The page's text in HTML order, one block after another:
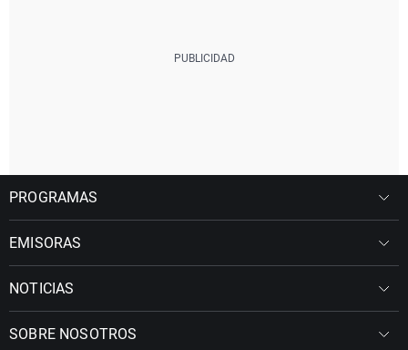
PROGRAMAS
EMISORAS
NOTICIAS
SOBRE NOSOTROS